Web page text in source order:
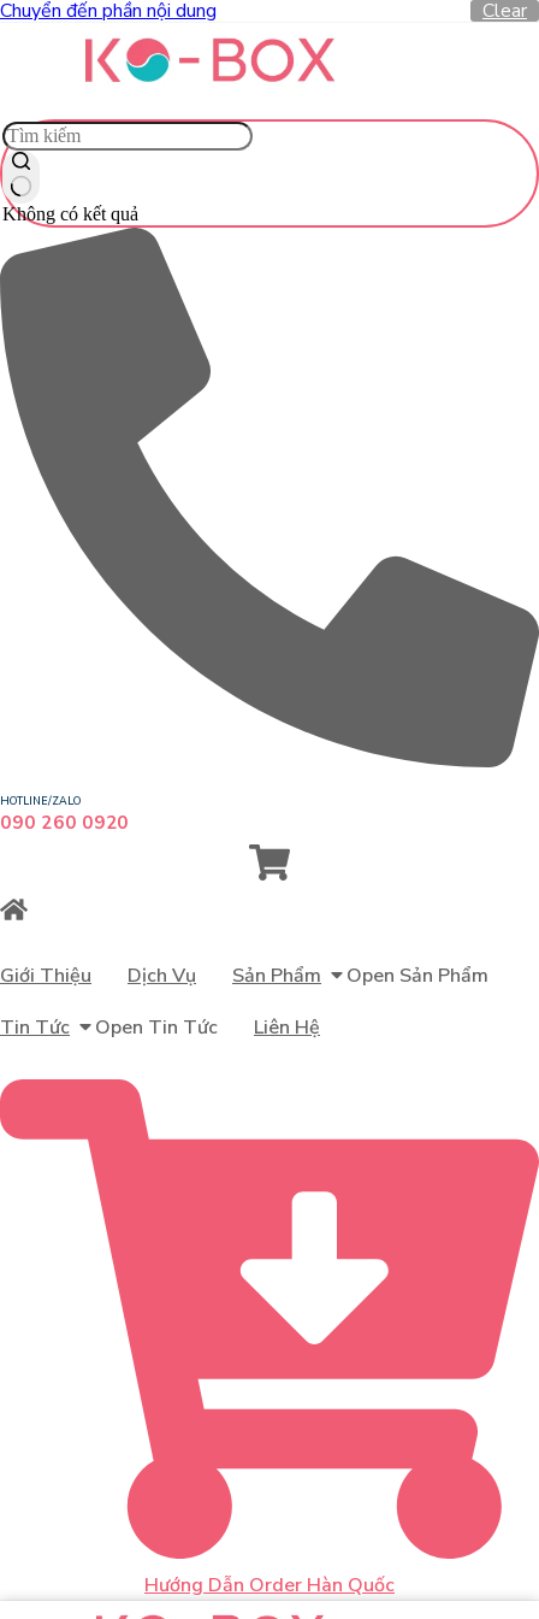
Chuyển đến phần nội dung
Không có kết quả
HOTLINE/ZALO
090 260 0920
Giới Thiệu Dịch Vụ Sản Phẩm
Open Sản Phẩm
Tin Tức
Open Tin Tức Liên Hệ
Hướng Dẫn Order Hàn Quốc
Clear